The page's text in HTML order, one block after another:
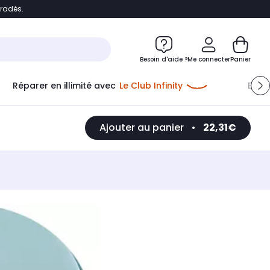
Accéder directement au chatbot
Besoin d'aide ?Me connecterPanier
Réparer en illimité avec Le Club Infinity
Ajouter au panier • 22,31€